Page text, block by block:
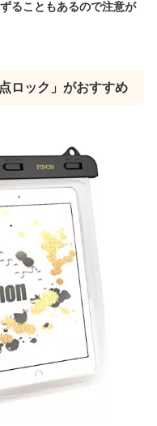
ることもあるので注意が
ロック」がおすすめ